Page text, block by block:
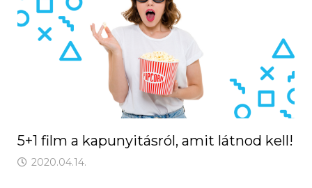
5+1 film a kapunyitásról, amit látnod kell!
2020.04.14.